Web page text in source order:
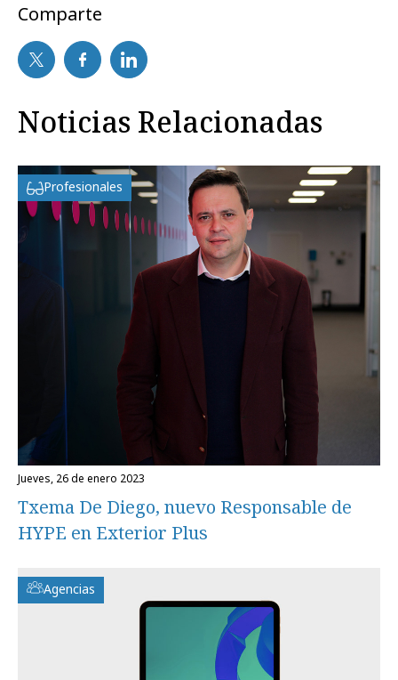
Comparte
Noticias Relacionadas
Profesionales
jueves, 26 de enero 2023
Txema De Diego, nuevo Responsable de
HYPE en Exterior Plus
Agencias